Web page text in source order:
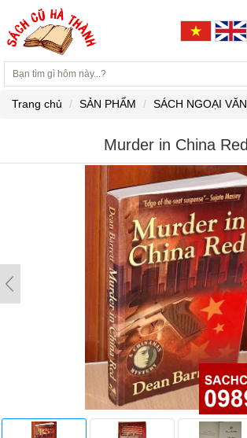
Trang chủ SẢN PHẨM SÁCH NGOẠI VĂN
Murder in China Red